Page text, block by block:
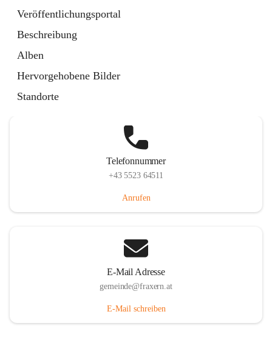
Veröffentlichungsportal
Beschreibung
Alben
Hervorgehobene Bilder
Standorte
Telefonnummer
+43 5523 64511
Anrufen
E-Mail Adresse
gemeinde@fraxern.at
E-Mail schreiben